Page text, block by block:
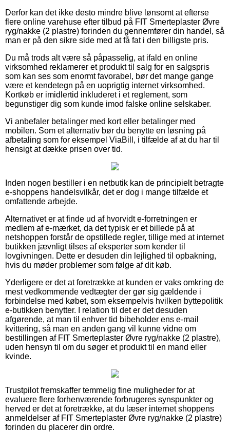
Derfor kan det ikke desto mindre blive lønsomt at efterse
flere online varehuse efter tilbud på FIT Smerteplaster Øvre
ryg/nakke (2 plastre) forinden du gennemfører din handel, så
man er på den sikre side med at få fat i den billigste pris.
Du må trods alt være så påpasselig, at ifald en online
virksomhed reklamerer et produkt til salg for en salgspris
som kan ses som enormt favorabel, bør det mange gange
være et kendetegn på en uoprigtig internet virksomhed.
Kortkøb er imidlertid inkluderet i et reglement, som
begunstiger dig som kunde imod falske online selskaber.
Vi anbefaler betalinger med kort eller betalinger med
mobilen. Som et alternativ bør du benytte en løsning på
afbetaling som for eksempel ViaBill, i tilfælde af at du har til
hensigt at dække prisen over tid.
Inden nogen bestiller i en netbutik kan de principielt betragte
e-shoppens handelsvilkår, det er dog i mange tilfælde et
omfattende arbejde.
Alternativet er at finde ud af hvorvidt e-forretningen er
medlem af e-mærket, da det typisk er et billede på at
netshoppen forstår de opstillede regler, tillige med at internet
butikken jævnligt tilses af eksperter som kender til
lovgivningen. Dette er desuden din lejlighed til opbakning,
hvis du møder problemer som følge af dit køb.
Yderligere er det at foretrække at kunden er vaks omkring de
mest vedkommende vedtægter der gør sig gældende i
forbindelse med købet, som eksempelvis hvilken byttepolitik
e-butikken benytter. I relation til det er det desuden
afgørende, at man til enhver tid bibeholder ens e-mail
kvittering, så man en anden gang vil kunne vidne om
bestillingen af FIT Smerteplaster Øvre ryg/nakke (2 plastre),
uden hensyn til om du søger et produkt til en mand eller
kvinde.
Trustpilot fremskaffer temmelig fine muligheder for at
evaluere flere forhenværende forbrugeres synspunkter og
herved er det at foretrække, at du læser internet shoppens
anmeldelser af FIT Smerteplaster Øvre ryg/nakke (2 plastre)
forinden du placerer din ordre.